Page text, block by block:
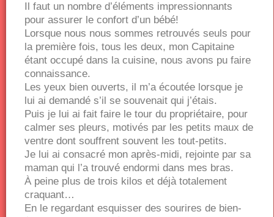
Il faut un nombre d’éléments impressionnants
pour assurer le confort d’un bébé!
Lorsque nous nous sommes retrouvés seuls pour
la première fois, tous les deux, mon Capitaine
étant occupé dans la cuisine, nous avons pu faire
connaissance.
Les yeux bien ouverts, il m’a écoutée lorsque je
lui ai demandé s’il se souvenait qui j’étais.
Puis je lui ai fait faire le tour du propriétaire, pour
calmer ses pleurs, motivés par les petits maux de
ventre dont souffrent souvent les tout-petits.
Je lui ai consacré mon après-midi, rejointe par sa
maman qui l’a trouvé endormi dans mes bras.
À peine plus de trois kilos et déjà totalement
craquant…
En le regardant esquisser des sourires de bien-